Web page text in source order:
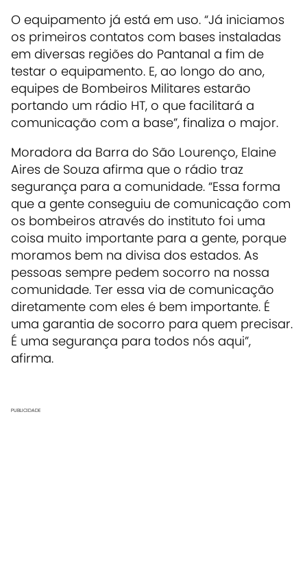
O equipamento já está em uso. “Já iniciamos
os primeiros contatos com bases instaladas
em diversas regiões do Pantanal a fim de
testar o equipamento. E, ao longo do ano,
equipes de Bombeiros Militares estarão
portando um rádio HT, o que facilitará a
comunicação com a base”, finaliza o major.
Moradora da Barra do São Lourenço, Elaine
Aires de Souza afirma que o rádio traz
segurança para a comunidade. “Essa forma
que a gente conseguiu de comunicação com
os bombeiros através do instituto foi uma
coisa muito importante para a gente, porque
moramos bem na divisa dos estados. As
pessoas sempre pedem socorro na nossa
comunidade. Ter essa via de comunicação
diretamente com eles é bem importante. É
uma garantia de socorro para quem precisar.
É uma segurança para todos nós aqui”,
afirma.
PUBLICIDADE